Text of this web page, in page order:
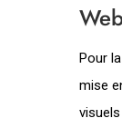
Pour
mise